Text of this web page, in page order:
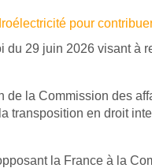
pour
du 29 juin 2026 visant à
de la Commission des
transposition en droit
la France à la